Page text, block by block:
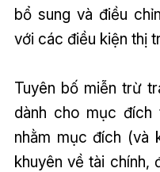
bổ sung và điều
với các điều kiện thị
Tuyên bố miễn trừ
dành cho mục đích
nhằm mục đích (và
khuyên về tài chính,